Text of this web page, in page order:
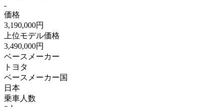
-
価格
3,190,000円
上位モデル価格
3,490,000円
ベースメーカー
トヨタ
ベースメーカー国
日本
乗車人数